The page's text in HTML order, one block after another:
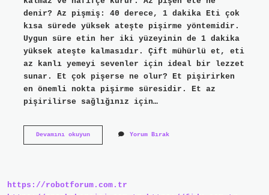
denir? Az pişmiş: 40 derece, 1 dakika Eti çok
kısa sürede yüksek ateşte pişirme yöntemidir.
Uygun süre etin her iki yüzeyinin de 1 dakika
yüksek ateşte kalmasıdır. Çift mühürlü et, eti
az kanlı yemeyi sevenler için ideal bir lezzet
sunar. Et çok pişerse ne olur? Et pişirirken
en önemli nokta pişirme süresidir. Et az
pişirilirse sağlığınız için…
Devamını okuyunÇok
Yorum Bırak
https://robotforum.com.tr